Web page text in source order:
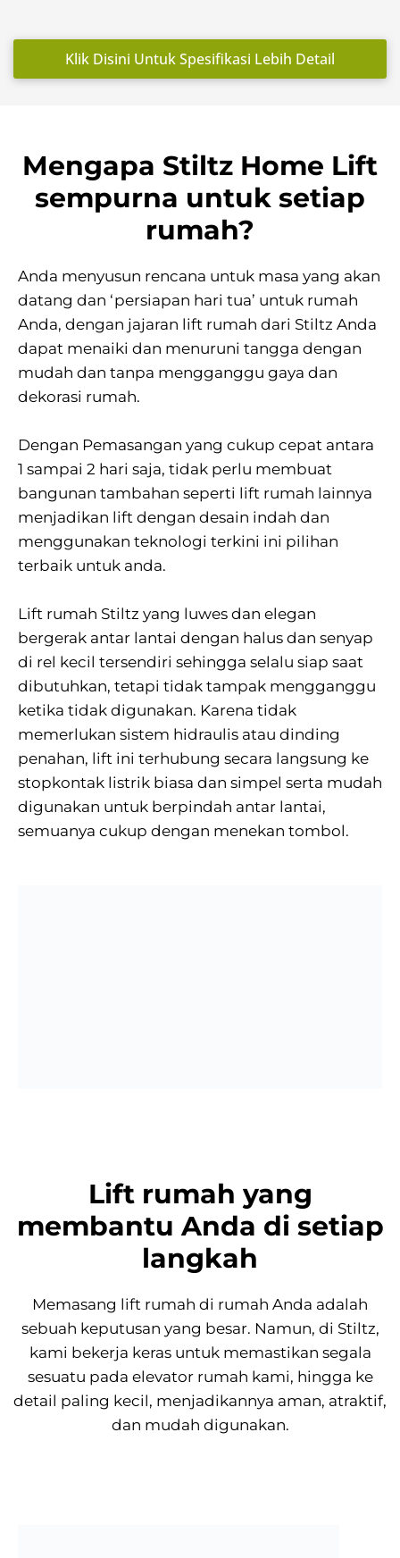
Klik Disini Untuk Spesifikasi Lebih Detail
Mengapa Stiltz Home Lift
sempurna untuk setiap
rumah?
Anda menyusun rencana untuk masa yang akan
datang dan ‘persiapan hari tua’ untuk rumah
Anda, dengan jajaran lift rumah dari Stiltz Anda
dapat menaiki dan menuruni tangga dengan
mudah dan tanpa mengganggu gaya dan
dekorasi rumah.
Dengan Pemasangan yang cukup cepat antara
1 sampai 2 hari saja, tidak perlu membuat
bangunan tambahan seperti lift rumah lainnya
menjadikan lift dengan desain indah dan
menggunakan teknologi terkini ini pilihan
terbaik untuk anda.
Lift rumah Stiltz yang luwes dan elegan
bergerak antar lantai dengan halus dan senyap
di rel kecil tersendiri sehingga selalu siap saat
dibutuhkan, tetapi tidak tampak mengganggu
ketika tidak digunakan. Karena tidak
memerlukan sistem hidraulis atau dinding
penahan, lift ini terhubung secara langsung ke
stopkontak listrik biasa dan simpel serta mudah
digunakan untuk berpindah antar lantai,
semuanya cukup dengan menekan tombol.
Lift rumah yang
membantu Anda di setiap
langkah
Memasang lift rumah di rumah Anda adalah
sebuah keputusan yang besar. Namun, di Stiltz,
kami bekerja keras untuk memastikan segala
sesuatu pada elevator rumah kami, hingga ke
detail paling kecil, menjadikannya aman, atraktif,
dan mudah digunakan.